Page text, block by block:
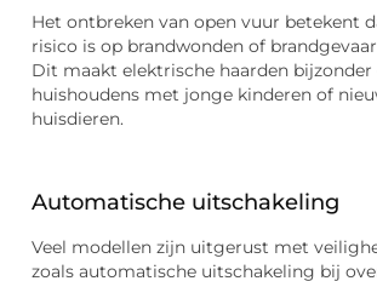
Het ontbreken van open vuur betekent
risico is op brandwonden of
Dit maakt elektrische haarden
huishoudens met jonge kinderen of
huisdieren.
Automatische uitschakeling
Veel modellen zijn uitgerust met
zoals automatische uitschakeling bij